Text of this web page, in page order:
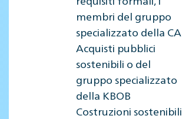
membri del gruppo
specializzato della CA
Acquisti pubblici
sostenibili o del
gruppo specializzato
della KBOB
Costruzioni sostenibili